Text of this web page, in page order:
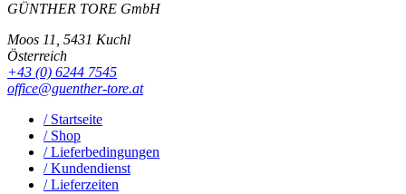
GÜNTHER TORE GmbH
Moos 11, 5431 Kuchl
Österreich
+43 (0) 6244 7545
office@guenther-tore.at
/ Startseite
/ Shop
/ Lieferbedingungen
/ Kundendienst
/ Lieferzeiten